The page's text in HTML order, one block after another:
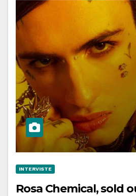
INTERVISTE
Rosa Chemical, sold